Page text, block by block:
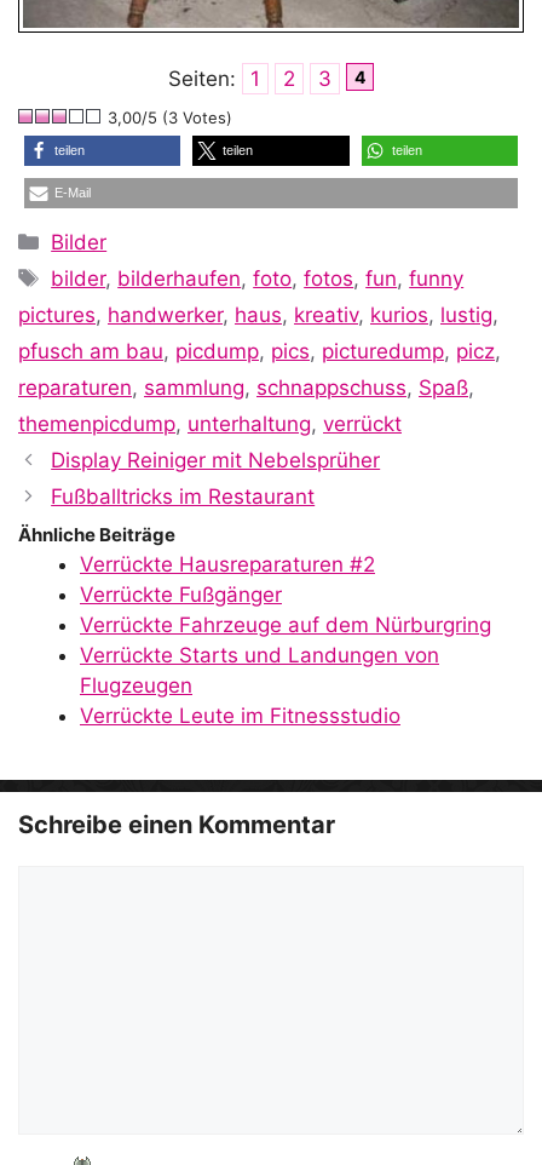
Seiten: 1 2 3 4
3,00/5 (3 Votes)
teilen teilen teilen
E-Mail
Kategorien
Bilder
Schlagwörter
bilder, bilderhaufen,foto,fotos,fun,funny
pictures, handwerker, haus, kreativ, kurios, lustig,
pfusch am bau, picdump, pics, picturedump, picz,
reparaturen, sammlung, schnappschuss, Spaß,
themenpicdump, unterhaltung, verrückt
Display Reiniger mit Nebelsprüher
Fußballtricks im Restaurant
Ähnliche Beiträge
Verrückte Hausreparaturen #2
Verrückte Fußgänger
Verrückte Fahrzeuge auf dem Nürburgring
Verrückte Starts und Landungen von
Flugzeugen
Verrückte Leute im Fitnessstudio
Schreibe einen Kommentar